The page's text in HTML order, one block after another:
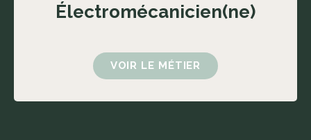
Électromécanicien(ne)
VOIR LE MÉTIER